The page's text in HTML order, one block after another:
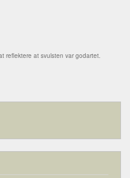
reflektere at svulsten var godartet.